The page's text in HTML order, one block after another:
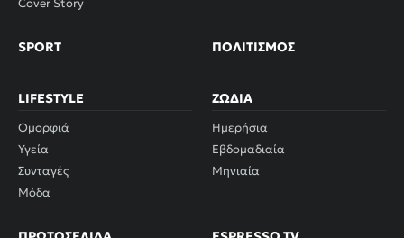
SPORT ΠΟΛΙΤΙΣΜΌΣ
LIFESTYLE
Ομορφιά
Υγεία
Συνταγές
Μόδα
ΖΏΔΙΑ
Ημερήσια
Εβδομαδιαία
Μηνιαία